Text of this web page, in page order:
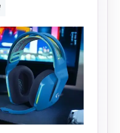
$329.00